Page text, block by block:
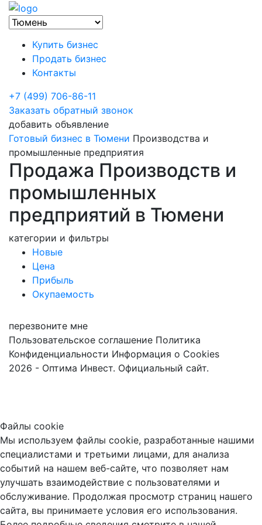
Купить бизнес
Продать бизнес
Контакты
+7 (499) 706-86-11
Заказать обратный звонок
добавить объявление
Готовый бизнес в Тюмени Производства и
промышленные предприятия
Продажа Производств и
промышленных
предприятий в Тюмени
категории и фильтры
Новые
Цена
Прибыль
Окупаемость
перезвоните мне
Пользовательское соглашение Политика
Конфиденциальности Информация о Cookies
2026 - Оптима Инвест. Официальный сайт.
Файлы cookie
Мы используем файлы cookie, разработанные нашими
специалистами и третьими лицами, для анализа
событий на нашем веб-сайте, что позволяет нам
улучшать взаимодействие с пользователями и
обслуживание. Продолжая просмотр страниц нашего
сайта, вы принимаете условия его использования.